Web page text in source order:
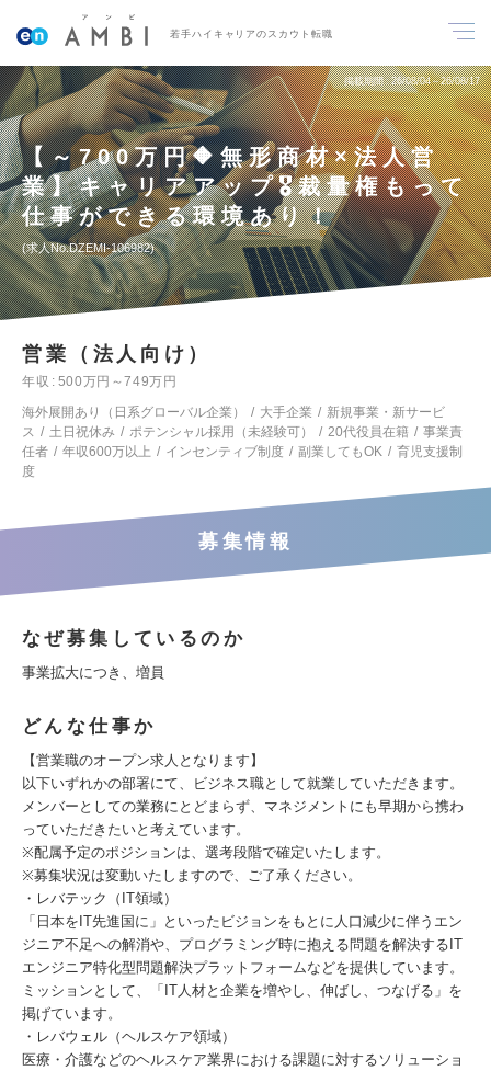
若手ハイキャリアのスカウト転職
掲載期間 26/08/04～26/08/17
【～700万円🔶無形商材×法人営
業】キャリアアップ🎖️裁量権もって
仕事ができる環境あり！
求人No.DZEMI-106982
営業（法人向け）
年収
500万円～749万円
海外展開あり（日系グローバル企業）
大手企業
新規事業・新サービ
ス
土日祝休み ポテンシャル採用（未経験可） 20代役員在籍
事業責
任者
年収600万以上 インセンティブ制度 副業してもOK
育児支援制
度
募集情報
なぜ募集しているのか
事業拡大につき、増員
どんな仕事か
【営業職のオープン求人となります】
以下いずれかの部署にて、ビジネス職として就業していただきます。
メンバーとしての業務にとどまらず、マネジメントにも早期から携わ
っていただきたいと考えています。
※配属予定のポジションは、選考段階で確定いたします。
※募集状況は変動いたしますので、ご了承ください。
・レバテック（IT領域）
「日本をIT先進国に」といったビジョンをもとに人口減少に伴うエン
ジニア不足への解消や、プログラミング時に抱える問題を解決するIT
エンジニア特化型問題解決プラットフォームなどを提供しています。
ミッションとして、「IT人材と企業を増やし、伸ばし、つなげる」を
掲げています。
・レバウェル（ヘルスケア領域）
医療・介護などのヘルスケア業界における課題に対するソリューショ